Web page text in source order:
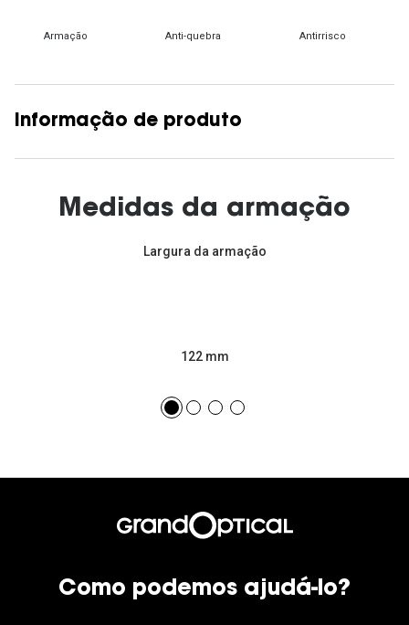
Armação Anti-quebra Antirrisco
Informação de produto
Medidas da armação
Largura da armação
122 mm
Como podemos ajudá-lo?